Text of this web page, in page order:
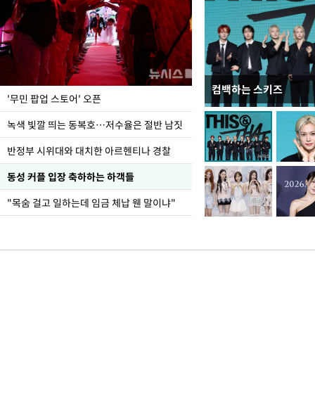
'무민 팝업 스토어' 오픈
녹색 빛깔 띄는 동복호…저수율은 절반 남짓
반정부 시위대와 대치한 아르헨티나 경찰
동성 커플 입장 축하하는 하객들
"목숨 걸고 일하는데 임금 체납 웬 말이냐"
컴백하는 스키즈
지석천 뒤덮은 개구리